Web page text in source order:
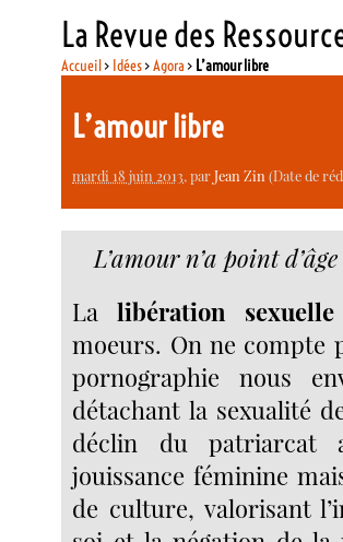
La Revue des
Accueil> Idées>Agora > L’amour libre
L’amour libre
mardi 18 juin 2013, parJean Zin (Date de
L’amour n’a point
Lalibération sexuelle
moeurs. On ne compte
pornographie nous
détachant la sexualité
déclin du patriarcat
jouissance féminine
de culture, valorisant